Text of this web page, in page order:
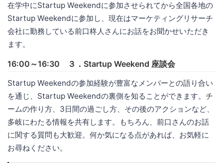
在学中にStartup Weekendに参加させられてから全国各地の
Startup Weekendに参加し、現在はマーケティングリサーチ
会社に勤務している前口柊人さんにお話をお聞かせいただき
ます。
16:00～16:30 ３．Startup Weekend 座談会
Startup Weekendの参加経験が豊富なメンバーとの語り合い
を通じ、Startup Weekendの裏側を知ることができます。チ
ームの作り方、3日間の過ごし方、その後のアクションなど、
多岐にわたる情報を共有します。もちろん、前口さんのお話
に関する質問も大歓迎。何か気になる点があれば、お気軽に
お尋ねください。